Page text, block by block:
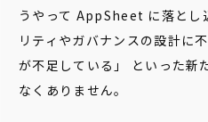
うやって AppSheet に落とし
リティやガバナンスの設計に
が不足している」 といった新
なくありません。